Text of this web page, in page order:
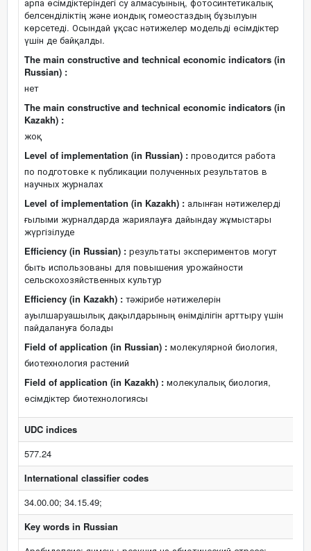
белсенділіктің және иондық гомеостаздың бұзылуын
көрсетеді. Осындай ұқсас нәтижелер модельді өсімдіктер
үшін де байқалды.
The main constructive and technical economic indicators (in
Russian) :
нет
The main constructive and technical economic indicators (in
Kazakh) :
жоқ
Level of implementation (in Russian) : проводится работа
по подготовке к публикации полученных результатов в
научных журналах
Level of implementation (in Kazakh) : алынған нәтижелерді
ғылыми журналдарда жариялауға дайындау жұмыстары
жүргізілуде
Efficiency (in Russian) : результаты экспериментов могут
быть использованы для повышения урожайности
сельскохозяйственных культур
Efficiency (in Kazakh) : тәжірибе нәтижелерін
ауылшаруашылық дақылдарының өнімділігін арттыру үшін
пайдалануға болады
Field of application (in Russian) : молекулярной биология,
биотехнология растений
Field of application (in Kazakh) : молекулалық биология,
өсімдіктер биотехнологиясы
UDC indices
577.24
International classifier codes
34.00.00; 34.15.49;
Key words in Russian